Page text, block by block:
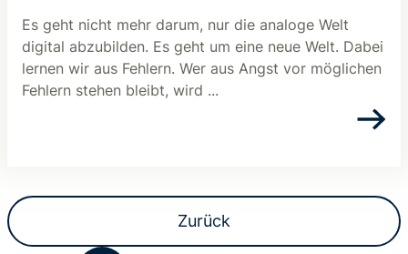
Es geht nicht mehr darum, nur die analoge Welt
digital abzubilden. Es geht um eine neue Welt. Dabei
lernen wir aus Fehlern. Wer aus Angst vor möglichen
Fehlern stehen bleibt, wird ...
Zurück